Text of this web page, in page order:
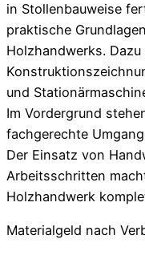
in Stollenbauweise
praktische
Holzhandwerks.
und
Im Vordergrund
fachgerechte
Der Einsatz von
Arbeitsschritten
Holzhandwerk
Materialgeld nach